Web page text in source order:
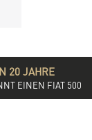
20 JAHRE
EINEN FIAT 500